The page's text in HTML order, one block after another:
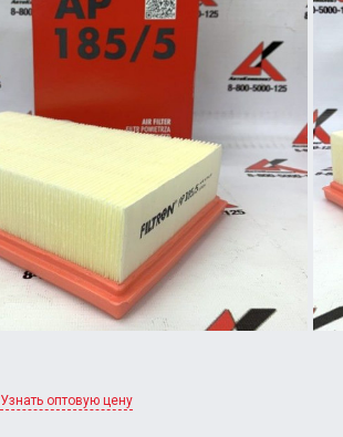
Узнать оптовую цену